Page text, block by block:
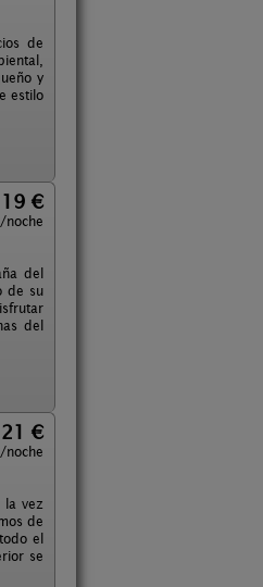
de
y
estilo
19 €
noche
del
de su
del
21 €
noche
la vez
de
el
se